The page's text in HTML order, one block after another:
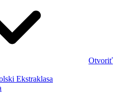
Otvoriť
Ekstraklasa